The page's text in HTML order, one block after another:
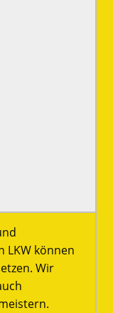
LKW können
Wir